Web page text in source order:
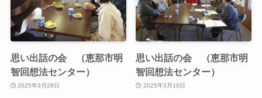
思い出話の会 （恵那市明
智回想法センター）
2025年3月28日
思い出話の会 （恵那市明
智回想法センター）
2025年3月10日